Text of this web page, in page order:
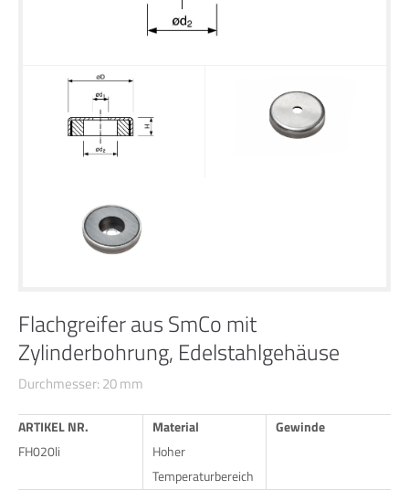
Support
Lorem ipsum dolor sit amet:
24h/ 365days
Mon - Fri 8:00am - 5:00pm(GMT +1)
Get in touch
Cybersteel Inc.
376-293 City Road, Suite 600
San Francisco, CA 94102
Have any questions?
Flachgreifer aus SmCo mit
Zylinderbohrung, Edelstahlgehäuse
Durchmesser: 20 mm
ARTIKEL NR.
FH020li
Material
Hoher
Temperaturbereich
Gewinde